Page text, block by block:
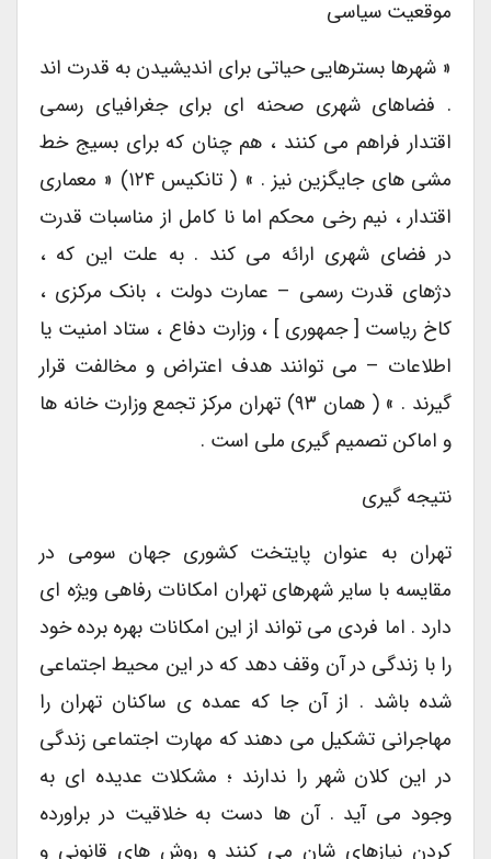
موقعیت سیاسی
« شهرها بسترهایی حیاتی برای اندیشیدن به قدرت اند
. فضاهای شهری صحنه ای برای جغرافیای رسمی
اقتدار فراهم می کنند ، هم چنان که برای بسیج خط
مشی های جایگزین نیز . » ( تانکیس ۱۲۴) « معماری
اقتدار ، نیم رخی محکم اما نا کامل از مناسبات قدرت
در فضای شهری ارائه می کند . به علت این که ،
دژهای قدرت رسمی – عمارت دولت ، بانک مرکزی ،
کاخ ریاست [ جمهوری ] ، وزارت دفاع ، ستاد امنیت یا
اطلاعات – می توانند هدف اعتراض و مخالفت قرار
گیرند . » ( همان ۹۳) تهران مرکز تجمع وزارت خانه ها
و اماکن تصمیم گیری ملی است .
نتیجه گیری
تهران به عنوان پایتخت کشوری جهان سومی در
مقایسه با سایر شهرهای تهران امکانات رفاهی ویژه ای
دارد . اما فردی می تواند از این امکانات بهره برده خود
را با زندگی در آن وقف دهد که در این محیط اجتماعی
شده باشد . از آن جا که عمده ی ساکنان تهران را
مهاجرانی تشکیل می دهند که مهارت اجتماعی زندگی
در این کلان شهر را ندارند ؛ مشکلات عدیده ای به
وجود می آید . آن ها دست به خلاقیت در براورده
کردن نیازهای شان می کنند و روش های قانونی و